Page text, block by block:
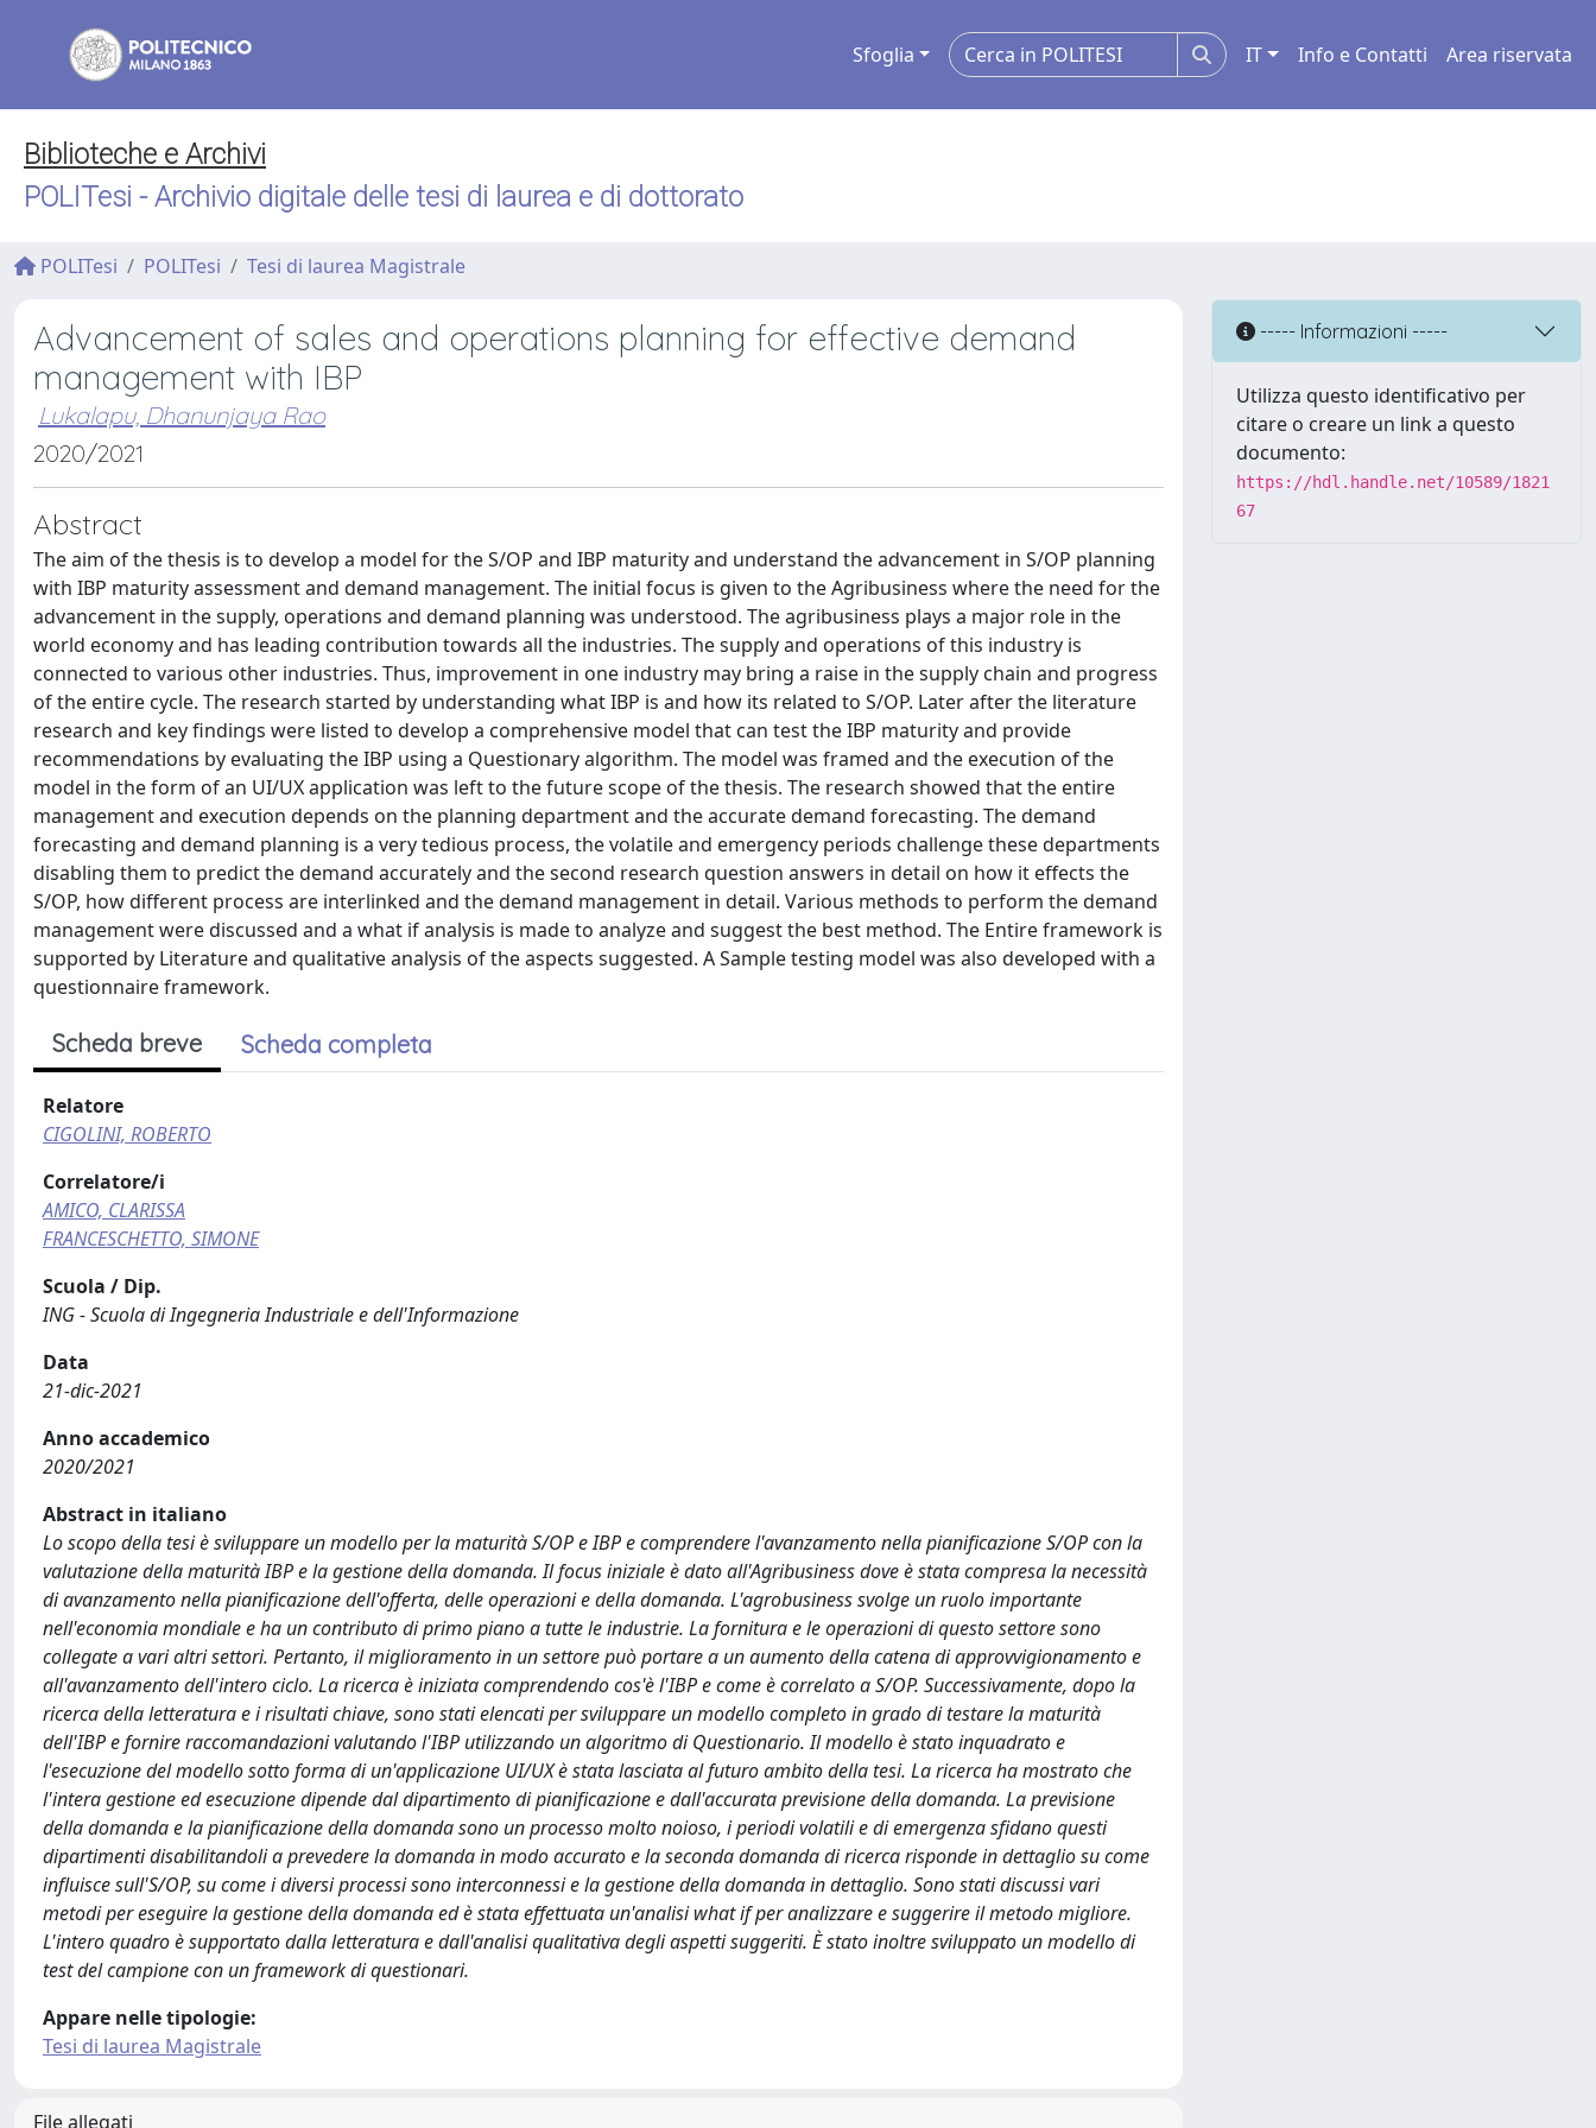
Sfoglia IT Info e Contatti Area riservata
Biblioteche e Archivi
POLITesi - Archivio digitale delle tesi di laurea e di dottorato
POLITesi POLITesi Tesi di laurea Magistrale
Advancement of sales and operations planning for effective demand
management with IBP
Lukalapu, Dhanunjaya Rao
2020/2021
Abstract
The aim of the thesis is to develop a model for the S/OP and IBP maturity and understand the advancement in S/OP planning
with IBP maturity assessment and demand management. The initial focus is given to the Agribusiness where the need for the
advancement in the supply, operations and demand planning was understood. The agribusiness plays a major role in the
world economy and has leading contribution towards all the industries. The supply and operations of this industry is
connected to various other industries. Thus, improvement in one industry may bring a raise in the supply chain and progress
of the entire cycle. The research started by understanding what IBP is and how its related to S/OP. Later after the literature
research and key findings were listed to develop a comprehensive model that can test the IBP maturity and provide
recommendations by evaluating the IBP using a Questionary algorithm. The model was framed and the execution of the
model in the form of an UI/UX application was left to the future scope of the thesis. The research showed that the entire
management and execution depends on the planning department and the accurate demand forecasting. The demand
forecasting and demand planning is a very tedious process, the volatile and emergency periods challenge these departments
disabling them to predict the demand accurately and the second research question answers in detail on how it effects the
S/OP, how different process are interlinked and the demand management in detail. Various methods to perform the demand
management were discussed and a what if analysis is made to analyze and suggest the best method. The Entire framework is
supported by Literature and qualitative analysis of the aspects suggested. A Sample testing model was also developed with a
questionnaire framework.
Scheda breve Scheda completa
Relatore
CIGOLINI, ROBERTO
Correlatore/i
AMICO, CLARISSA
FRANCESCHETTO, SIMONE
Scuola / Dip.
ING - Scuola di Ingegneria Industriale e dell'Informazione
Data
21-dic-2021
Anno accademico
2020/2021
Abstract in italiano
Lo scopo della tesi è sviluppare un modello per la maturità S/OP e IBP e comprendere l'avanzamento nella pianificazione S/OP con la
valutazione della maturità IBP e la gestione della domanda. Il focus iniziale è dato all'Agribusiness dove è stata compresa la necessità
di avanzamento nella pianificazione dell'offerta, delle operazioni e della domanda. L'agrobusiness svolge un ruolo importante
nell'economia mondiale e ha un contributo di primo piano a tutte le industrie. La fornitura e le operazioni di questo settore sono
collegate a vari altri settori. Pertanto, il miglioramento in un settore può portare a un aumento della catena di approvvigionamento e
all'avanzamento dell'intero ciclo. La ricerca è iniziata comprendendo cos'è l'IBP e come è correlato a S/OP. Successivamente, dopo la
ricerca della letteratura e i risultati chiave, sono stati elencati per sviluppare un modello completo in grado di testare la maturità
dell'IBP e fornire raccomandazioni valutando l'IBP utilizzando un algoritmo di Questionario. Il modello è stato inquadrato e
l'esecuzione del modello sotto forma di un'applicazione UI/UX è stata lasciata al futuro ambito della tesi. La ricerca ha mostrato che
l'intera gestione ed esecuzione dipende dal dipartimento di pianificazione e dall'accurata previsione della domanda. La previsione
della domanda e la pianificazione della domanda sono un processo molto noioso, i periodi volatili e di emergenza sfidano questi
dipartimenti disabilitandoli a prevedere la domanda in modo accurato e la seconda domanda di ricerca risponde in dettaglio su come
influisce sull'S/OP, su come i diversi processi sono interconnessi e la gestione della domanda in dettaglio. Sono stati discussi vari
metodi per eseguire la gestione della domanda ed è stata effettuata un'analisi what if per analizzare e suggerire il metodo migliore.
L'intero quadro è supportato dalla letteratura e dall'analisi qualitativa degli aspetti suggeriti. È stato inoltre sviluppato un modello di
test del campione con un framework di questionari.
Appare nelle tipologie:
Tesi di laurea Magistrale
File allegati
----- Informazioni -----
Utilizza questo identificativo per
citare o creare un link a questo
documento:
https://hdl.handle.net/10589/1821
67